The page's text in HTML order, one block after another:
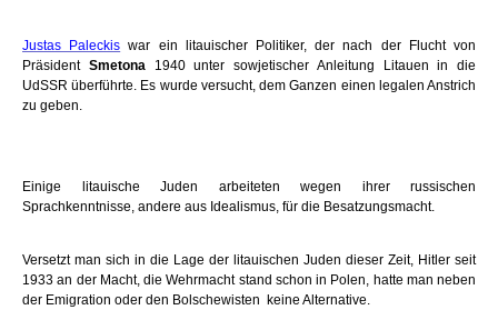
Justas Paleckis war ein litauischer Politiker, der nach der Flucht von
Präsident Smetona1940 unter sowjetischer Anleitung Litauen in die
UdSSR überführte. Es wurde versucht, dem Ganzen einen legalen Anstrich
zu geben.
Einige litauische Juden arbeiteten wegen ihrer russischen
Sprachkenntnisse, andere aus Idealismus, für die Besatzungsmacht.
Versetzt man sich in die Lage der litauischen Juden dieser Zeit, Hitler seit
1933 an der Macht, die Wehrmacht stand schon in Polen, hatte man neben
der Emigration oder den Bolschewisten keine Alternative.